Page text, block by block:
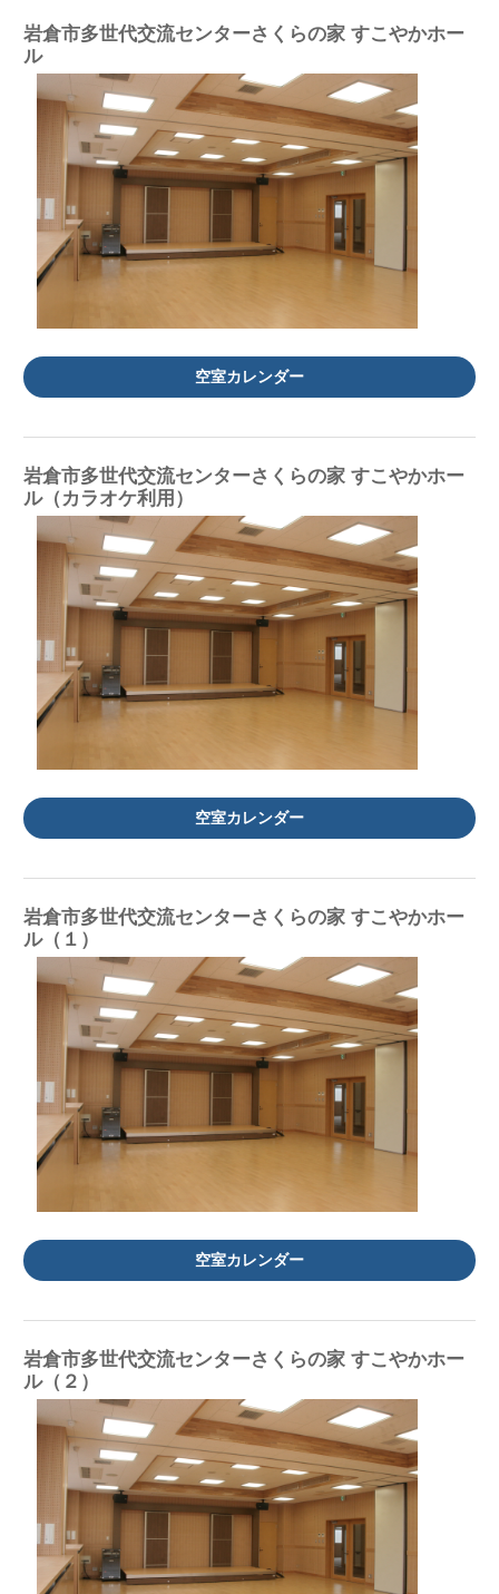
岩倉市多世代交流センターさくらの家 すこやかホー
ル
空室カレンダー
岩倉市多世代交流センターさくらの家 すこやかホー
ル（カラオケ利用）
空室カレンダー
岩倉市多世代交流センターさくらの家 すこやかホー
ル（１）
空室カレンダー
岩倉市多世代交流センターさくらの家 すこやかホー
ル（２）